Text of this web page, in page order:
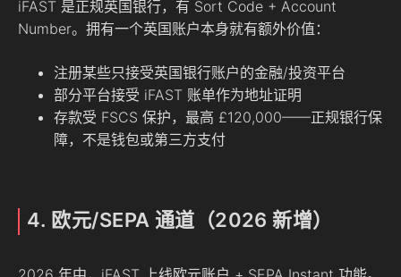
iFAST 是正规英国银行，有 Sort Code + Account
Number。拥有一个英国账户本身就有额外价值：
注册某些只接受英国银行账户的金融/投资平台
部分平台接受 iFAST 账单作为地址证明
存款受 FSCS 保护，最高 £120,000——正规银行保
障，不是钱包或第三方支付
4. 欧元/SEPA 通道（2026 新增）